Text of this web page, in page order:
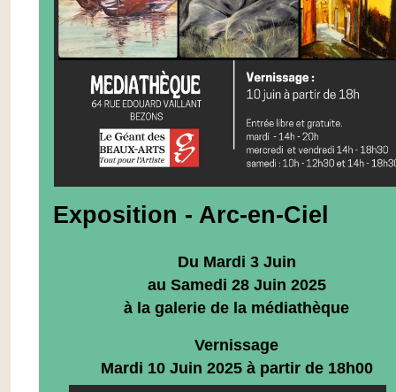
Exposition - Arc-en-Ciel
Du Mardi 3 Juin
au Samedi 28 Juin 2025
à la galerie de la médiathèque
Vernissage
Mardi 10 Juin 2025 à partir de 18h00